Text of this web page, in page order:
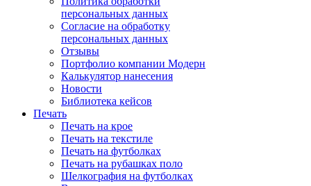
персональных данных
Согласие на обработку
персональных данных
Отзывы
Портфолио компании Модерн
Калькулятор нанесения
Новости
Библиотека кейсов
Печать
Печать на крое
Печать на текстиле
Печать на футболках
Печать на рубашках поло
Шелкография на футболках